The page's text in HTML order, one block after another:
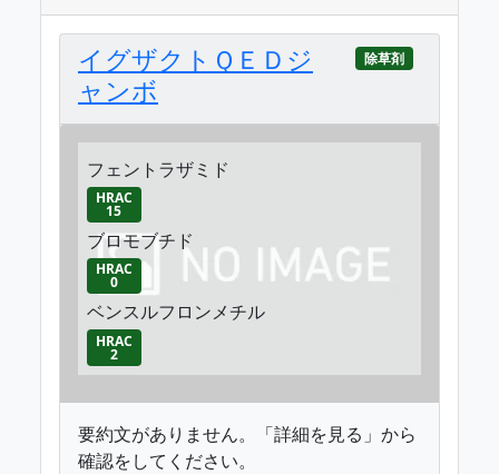
イグザクトＱＥＤジ
ャンボ
除草剤
フェントラザミド
HRAC
15
ブロモブチド
HRAC
0
ベンスルフロンメチル
HRAC
2
要約文がありません。「詳細を見る」から
確認をしてください。